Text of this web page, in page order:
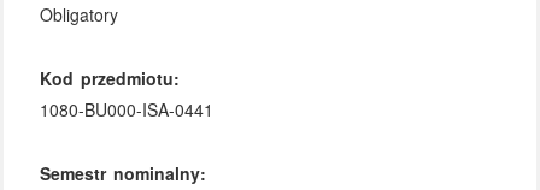
Obligatory
Kod przedmiotu:
1080-BU000-ISA-0441
Semestr nominalny: